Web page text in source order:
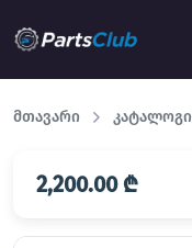
მთავარი კატალოგი
2,200.00 ₾